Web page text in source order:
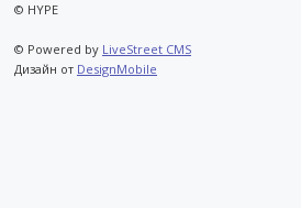
© HYPE
© Powered by LiveStreet CMS
Дизайн от DesignMobile